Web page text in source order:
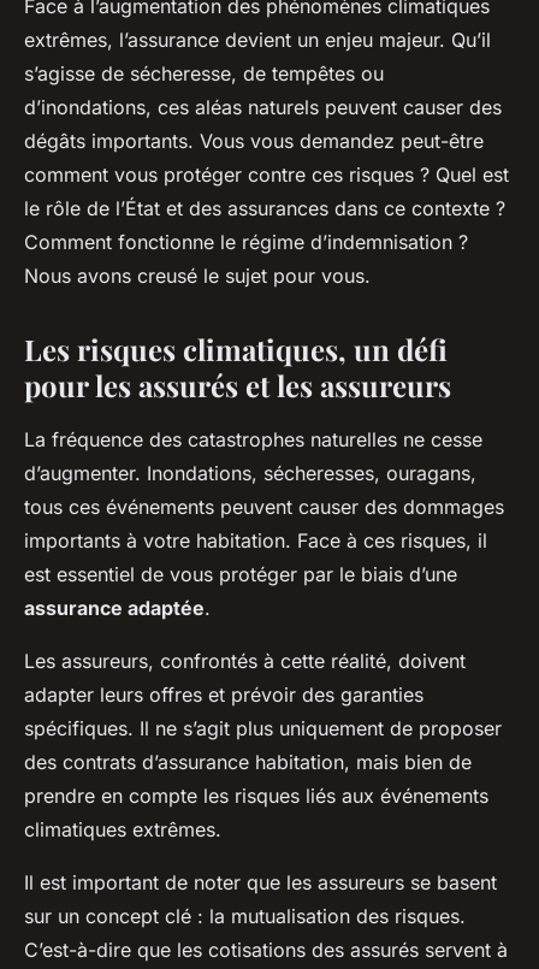
Face à l’augmentation des phénomènes climatiques
extrêmes, l’assurance devient un enjeu majeur. Qu’il
s’agisse de sécheresse, de tempêtes ou
d’inondations, ces aléas naturels peuvent causer des
dégâts importants. Vous vous demandez peut-être
comment vous protéger contre ces risques ? Quel est
le rôle de l’État et des assurances dans ce contexte ?
Comment fonctionne le régime d’indemnisation ?
Nous avons creusé le sujet pour vous.
Les risques climatiques, un défi
pour les assurés et les assureurs
La fréquence des catastrophes naturelles ne cesse
d’augmenter. Inondations, sécheresses, ouragans,
tous ces événements peuvent causer des dommages
importants à votre habitation. Face à ces risques, il
est essentiel de vous protéger par le biais d’une
assurance adaptée.
Les assureurs, confrontés à cette réalité, doivent
adapter leurs offres et prévoir des garanties
spécifiques. Il ne s’agit plus uniquement de proposer
des contrats d’assurance habitation, mais bien de
prendre en compte les risques liés aux événements
climatiques extrêmes.
Il est important de noter que les assureurs se basent
sur un concept clé : la mutualisation des risques.
C’est-à-dire que les cotisations des assurés servent à